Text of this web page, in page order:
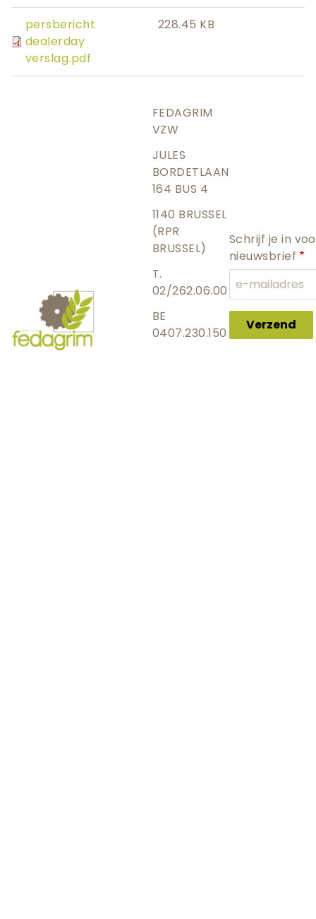
persbericht
dealerday
verslag.pdf
228.45 KB
FEDAGRIM
VZW
JULES
BORDETLAAN
164 BUS 4
1140 BRUSSEL
(RPR
BRUSSEL)
T.
02/262.06.00
BE
0407.230.150
Schrijf je in
nieuwsbrief
Verzend